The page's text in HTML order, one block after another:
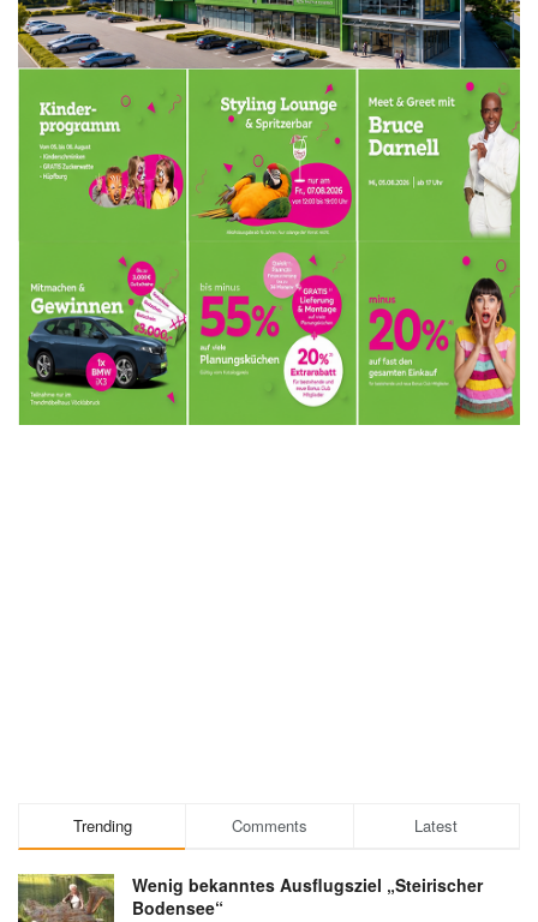
Trending Comments Latest
Wenig bekanntes Ausflugsziel „Steirischer
Bodensee“